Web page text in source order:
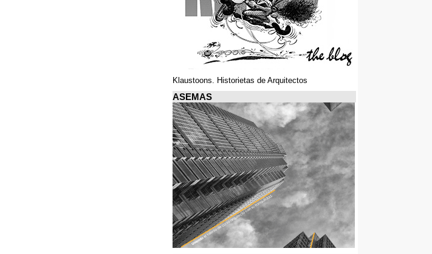
Klaustoons. Historietas de Arquitectos
ASEMAS